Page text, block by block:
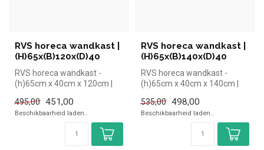
RVS horeca wandkast |
(H)65x(B)120x(D)40
RVS horeca wandkast -
(h)65cm x 40cm x 120cm |
de h...
495,00 451,00
Beschikbaarheid laden..
RVS horeca wandkast |
(H)65x(B)140x(D)40
RVS horeca wandkast -
(h)65cm x 40cm x 140cm |
de h...
535,00 498,00
Beschikbaarheid laden..